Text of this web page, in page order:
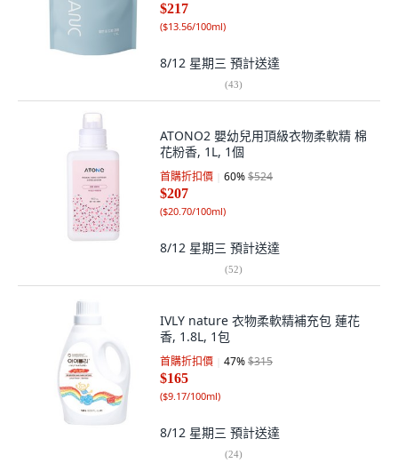
$217
($13.56/100ml)
8/12 星期三 預計送達
(43)
ATONO2 嬰幼兒用頂級衣物柔軟精 棉
花粉香, 1L, 1個
首購折扣價 60%$524
$207
($20.70/100ml)
8/12 星期三 預計送達
(52)
IVLY nature 衣物柔軟精補充包 蓮花
香, 1.8L, 1包
首購折扣價 47%$315
$165
($9.17/100ml)
8/12 星期三 預計送達
(24)